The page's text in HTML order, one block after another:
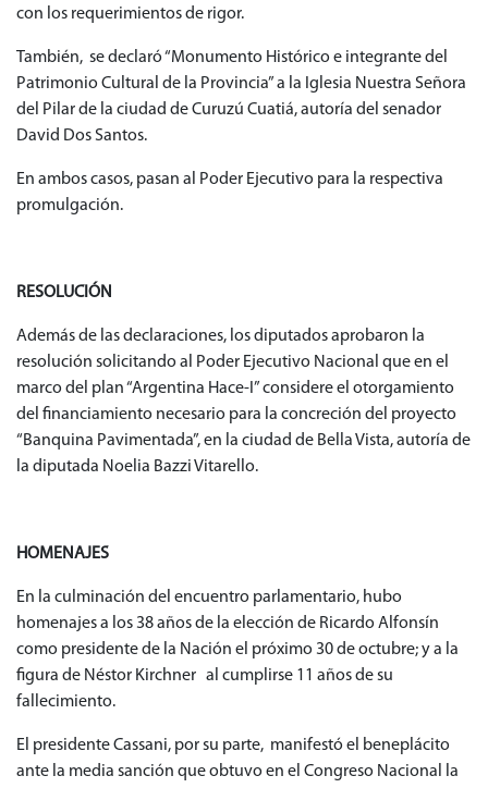
con los requerimientos de rigor.
También, se declaró “Monumento Histórico e integrante del
Patrimonio Cultural de la Provincia” a la Iglesia Nuestra Señora
del Pilar de la ciudad de Curuzú Cuatiá, autoría del senador
David Dos Santos.
En ambos casos, pasan al Poder Ejecutivo para la respectiva
promulgación.
RESOLUCIÓN
Además de las declaraciones, los diputados aprobaron la
resolución solicitando al Poder Ejecutivo Nacional que en el
marco del plan “Argentina Hace-I” considere el otorgamiento
del financiamiento necesario para la concreción del proyecto
“Banquina Pavimentada”, en la ciudad de Bella Vista, autoría de
la diputada Noelia Bazzi Vitarello.
HOMENAJES
En la culminación del encuentro parlamentario, hubo
homenajes a los 38 años de la elección de Ricardo Alfonsín
como presidente de la Nación el próximo 30 de octubre; y a la
figura de Néstor Kirchner al cumplirse 11 años de su
fallecimiento.
El presidente Cassani, por su parte, manifestó el beneplácito
ante la media sanción que obtuvo en el Congreso Nacional la